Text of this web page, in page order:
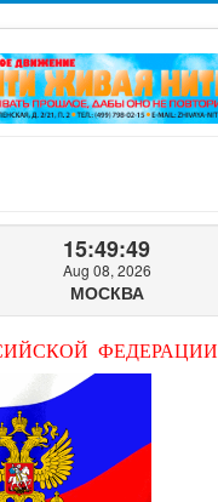
15:49:50
Aug 08, 2026
МОСКВА
ФЕДЕРАЦИИ